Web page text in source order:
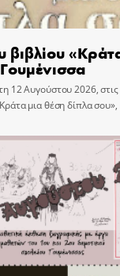
12 Αυγούστου 2026,
μια θέση δίπλα